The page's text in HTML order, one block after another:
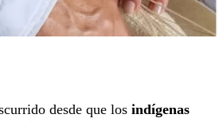
desde que los indígenas